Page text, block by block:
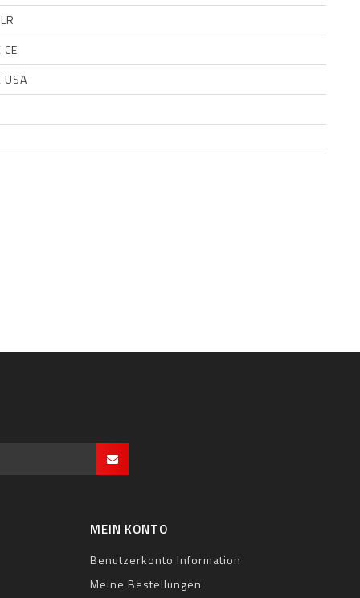
USA
MEIN KONTO
Benutzerkonto Information
Meine Bestellungen